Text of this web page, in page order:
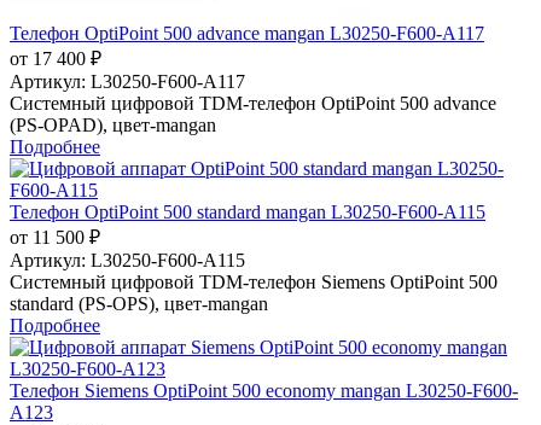
Телефон OptiPoint 500 advance mangan L30250-F600-A117
от 17 400 ₽
Артикул: L30250-F600-A117
Системный цифровой TDM-телефон OptiPoint 500 advance
(PS-OPAD), цвет-mangan
Подробнее
Телефон OptiPoint 500 standard mangan L30250-F600-A115
от 11 500 ₽
Артикул: L30250-F600-A115
Системный цифровой TDM-телефон Siemens OptiPoint 500
standard (PS-OPS), цвет-mangan
Подробнее
Телефон Siemens OptiPoint 500 economy mangan L30250-F600-
A123